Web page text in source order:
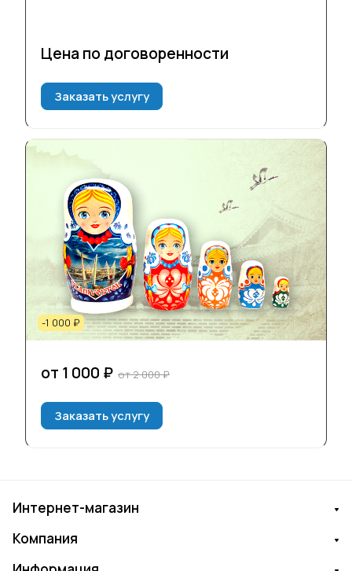
Цена по договоренности
Заказать услугу
-1 000 ₽
от 1 000 ₽ от 2 000 ₽
Заказать услугу
Интернет-магазин
Компания